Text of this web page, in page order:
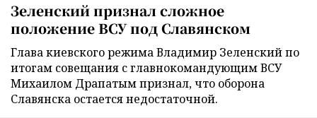
Зеленский признал сложное
положение ВСУ под Славянском
Глава киевского режима Владимир Зеленский по
итогам совещания с главнокомандующим ВСУ
Михаилом Драпатым признал, что оборона
Славянска остается недостаточной.